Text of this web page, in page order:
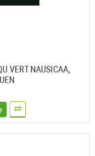
VERT NAUSICAA,